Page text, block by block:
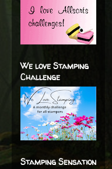
We love Stamping
Challenge
Stamping Sensation